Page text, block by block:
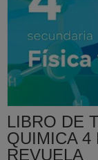
LIBRO DE
QUIMICA 4
REVUELA